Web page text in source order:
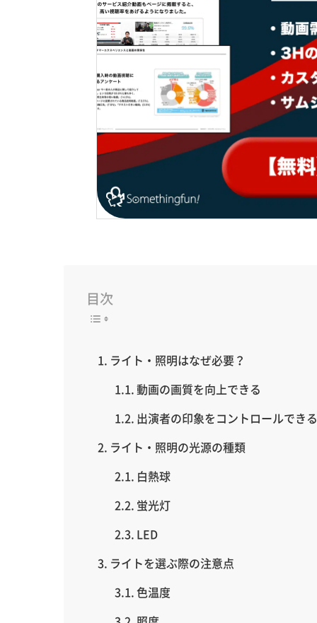
目次
ライト・照明はなぜ必要？
動画の画質を向上できる
出演者の印象をコントロールでき
ライト・照明の光源の種類
白熱球
蛍光灯
LED
ライトを選ぶ際の注意点
色温度